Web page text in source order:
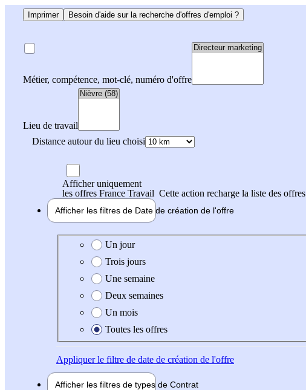
Imprimer Besoin d'aide sur la recherche d'offres d'emploi ?
Métier, compétence, mot-clé, numéro d'offre
Lieu de travail
Distance autour du lieu choisi
Afficher uniquement
les offres France Travail Cette action recharge la liste des offres
Afficher les filtres de Date de création de l'offre
Date de création de l'offre
Un jour
Trois jours
Une semaine
Deux semaines
Un mois
Toutes les offres
Appliquerle filtre de date de création de l'offre
Afficher les filtres de types de Contrat